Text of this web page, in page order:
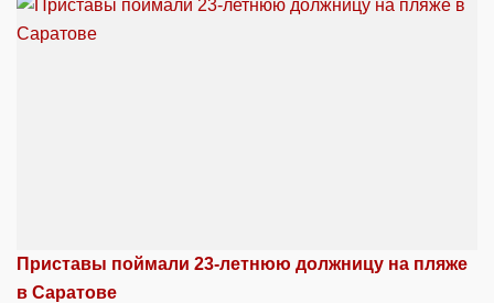
Приставы поймали 23-летнюю должницу на пляже
в Саратове